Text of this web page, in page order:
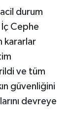
durum
Cephe
kararlar
ve tüm
güvenliğini
devreye